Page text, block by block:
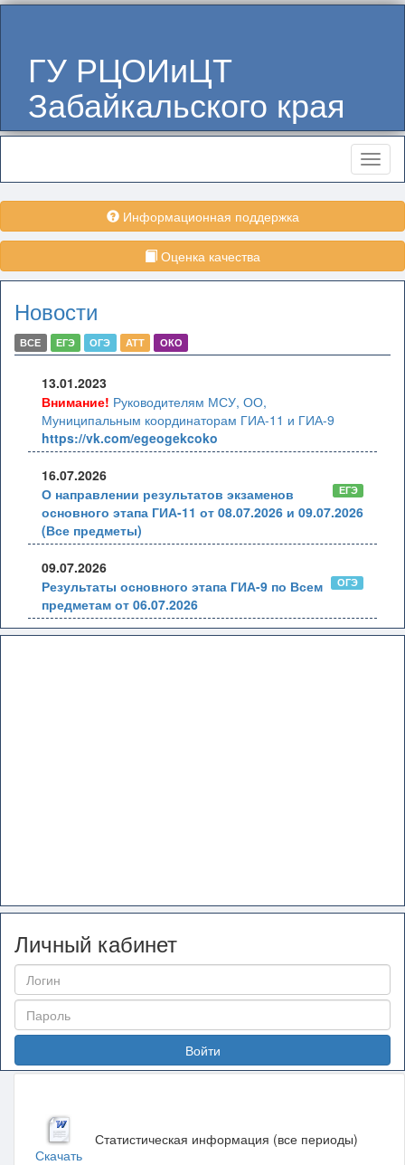
ГУ РЦОИиЦТ
Забайкальского края
Меню
Информационная поддержка
Оценка качества
Новости
ВСЕ ЕГЭ ОГЭ АТТ ОКО
13.01.2023
Внимание! Руководителям МСУ, ОО,
Муниципальным координаторам ГИА-11 и ГИА-9
https://vk.com/egeogekcoko
16.07.2026
ЕГЭ
О направлении результатов экзаменов
основного этапа ГИА-11 от 08.07.2026 и 09.07.2026
(Все предметы)
09.07.2026
ОГЭ
Результаты основного этапа ГИА-9 по Всем
предметам от 06.07.2026
Личный кабинет
Войти
Скачать
Статистическая информация (все периоды)